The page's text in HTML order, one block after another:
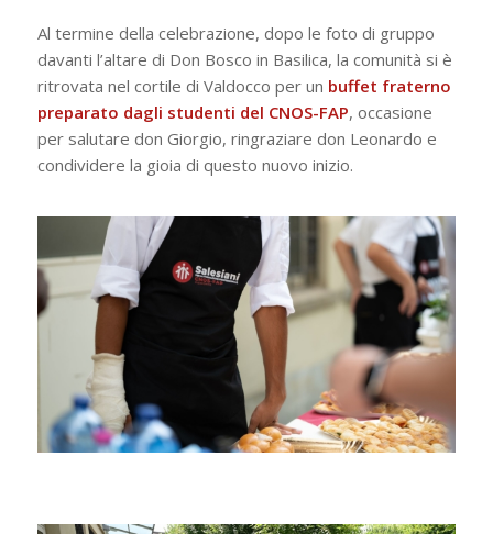
Al termine della celebrazione, dopo le foto di gruppo
davanti l’altare di Don Bosco in Basilica, la comunità si è
ritrovata nel cortile di Valdocco per un buffet fraterno
preparato dagli studenti del CNOS-FAP, occasione
per salutare don Giorgio, ringraziare don Leonardo e
condividere la gioia di questo nuovo inizio.